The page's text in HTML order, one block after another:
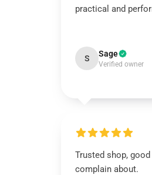
practical and
S Sage
Verified owner
Trusted shop,
complain about.